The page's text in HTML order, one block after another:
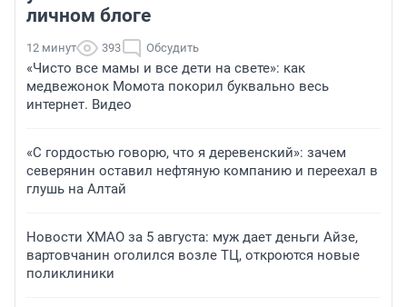
личном блоге
12 минут 393 Обсудить
«Чисто все мамы и все дети на свете»: как
медвежонок Момота покорил буквально весь
интернет. Видео
«С гордостью говорю, что я деревенский»: зачем
северянин оставил нефтяную компанию и переехал в
глушь на Алтай
Новости ХМАО за 5 августа: муж дает деньги Айзе,
вартовчанин оголился возле ТЦ, откроются новые
поликлиники